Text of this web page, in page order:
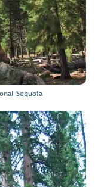
Sequoia